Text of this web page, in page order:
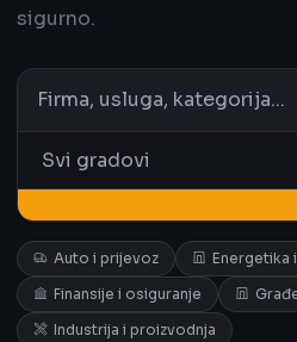
sigurno.
Auto i prijevoz
Energetika
Finansije i osiguranje
Industrija i proizvodnja